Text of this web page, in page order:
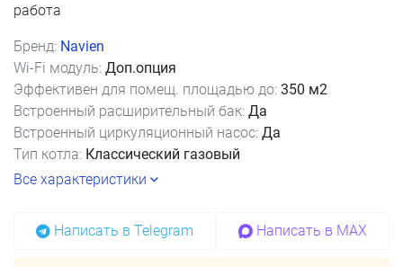
работа
Бренд: Navien
Wi-Fi модуль: Доп.опция
Эффективен для помещ. площадью до: 350 м2
Встроенный расширительный бак: Да
Встроенный циркуляционный насос: Да
Тип котла: Классический газовый
Все характеристики
Написать в Telegram Написать в MAX